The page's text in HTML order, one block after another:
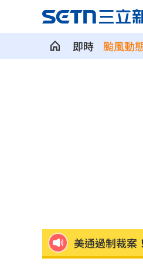
即時 颱風動
美通過制裁案
日本銀髮族